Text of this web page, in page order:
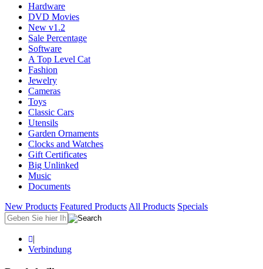
Hardware
DVD Movies
New v1.2
Sale Percentage
Software
A Top Level Cat
Fashion
Jewelry
Cameras
Toys
Classic Cars
Utensils
Garden Ornaments
Clocks and Watches
Gift Certificates
Big Unlinked
Music
Documents
New Products Featured Products All Products Specials
|
Verbindung